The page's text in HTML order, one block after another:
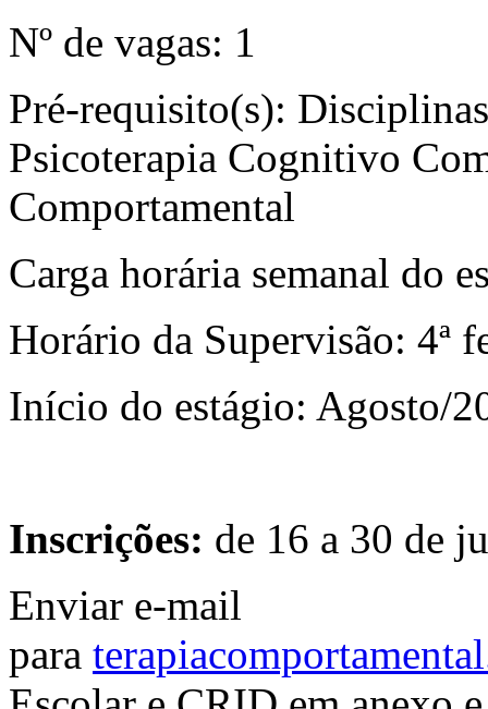
Nº de vagas: 1
Pré-requisito(s):
Psicoterapia Cognitivo
Comportamental
Carga horária semanal do
Horário da Supervisão: 4ª
Início do estágio: Agosto/
Inscrições: de 16 a 30 de
Enviar e-mail
para